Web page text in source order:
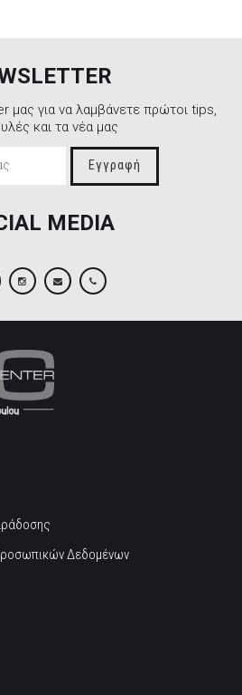
μας για να λαμβάνετε πρώτοι tips,
και τα νέα μας
Εγγραφή
MEDIA
Δεδομένων